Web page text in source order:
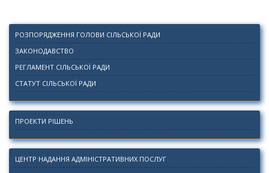
РОЗПОРЯДЖЕННЯ ГОЛОВИ СІЛЬСЬКОЇ РАДИ
ЗАКОНОДАВСТВО
РЕГЛАМЕНТ СІЛЬСЬКОЇ РАДИ
СТАТУТ СІЛЬСЬКОЇ РАДИ
ПРОЕКТИ РІШЕНЬ
ЦЕНТР НАДАННЯ АДМІНІСТРАТИВНИХ ПОСЛУГ